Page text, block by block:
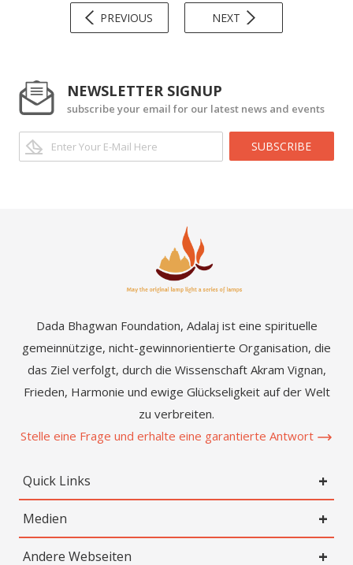
PREVIOUS NEXT
NEWSLETTER SIGNUP
subscribe your email for our latest news and events
SUBSCRIBE
Dada Bhagwan Foundation, Adalaj ist eine spirituelle
gemeinnützige, nicht-gewinnorientierte Organisation, die
das Ziel verfolgt, durch die Wissenschaft Akram Vignan,
Frieden, Harmonie und ewige Glückseligkeit auf der Welt
zu verbreiten.
Stelle eine Frage und erhalte eine garantierte Antwort
Quick Links
Medien
Andere Webseiten